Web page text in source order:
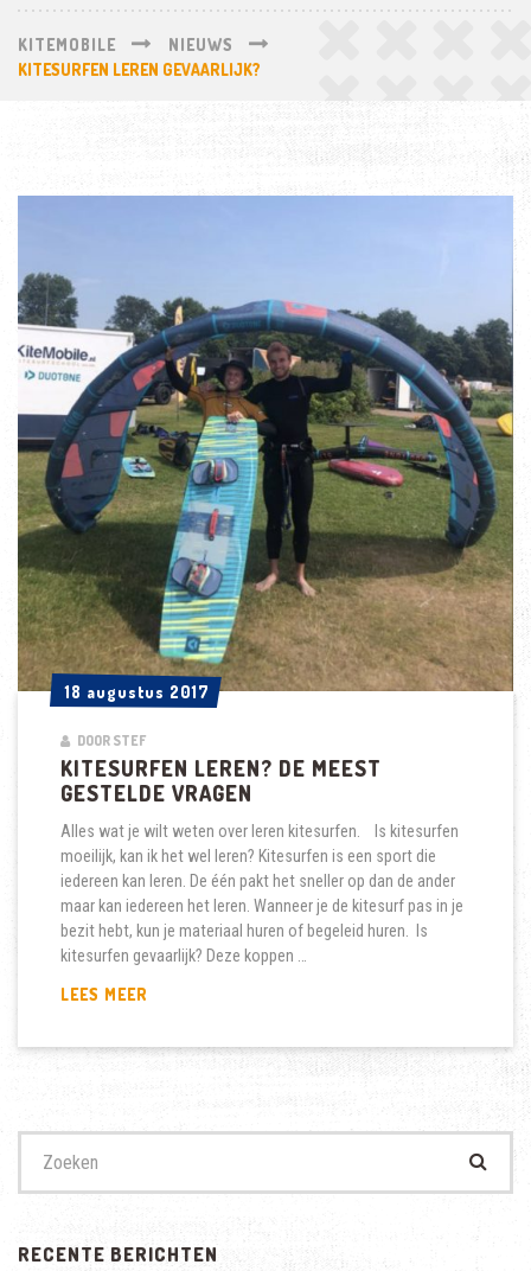
KITEMOBILE
NIEUWS
KITESURFEN LEREN GEVAARLIJK?
18 augustus 2017
18 augustus 2017
DOOR STEF
KITESURFEN LEREN? DE MEEST
GESTELDE VRAGEN
Alles wat je wilt weten over leren kitesurfen. Is kitesurfen
moeilijk, kan ik het wel leren? Kitesurfen is een sport die
iedereen kan leren. De één pakt het sneller op dan de ander
maar kan iedereen het leren. Wanneer je de kitesurf pas in je
bezit hebt, kun je materiaal huren of begeleid huren. Is
kitesurfen gevaarlijk? Deze koppen …
LEES MEER
MEEST
naar:
RECENTE BERICHTEN